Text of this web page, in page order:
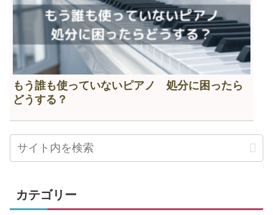
もう誰も使っていないピアノ 処分に困ったら
どうする？
カテゴリー